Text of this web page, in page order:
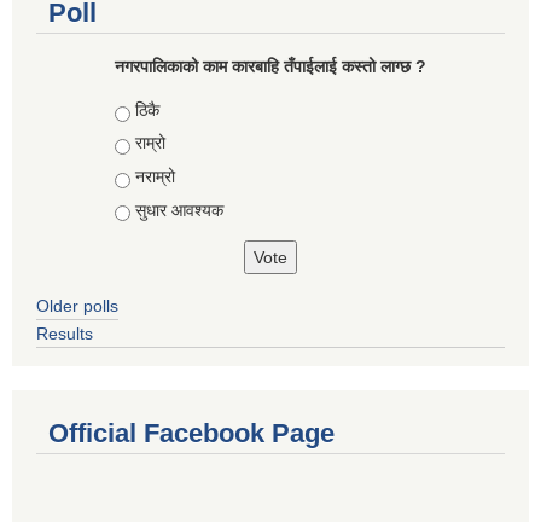
Poll
नगरपालिकाको काम कारबाहि तँपाईलाई कस्तो लाग्छ ?
Choices
ठिकै
राम्रो
नराम्रो
सुधार आवश्यक
Older polls
Results
Official Facebook Page